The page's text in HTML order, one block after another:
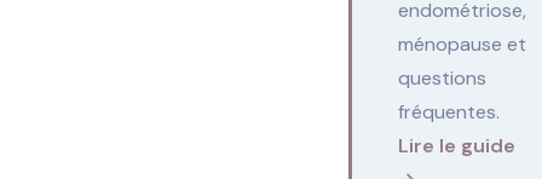
endométriose,
ménopause et
questions
fréquentes.
Lire le guide